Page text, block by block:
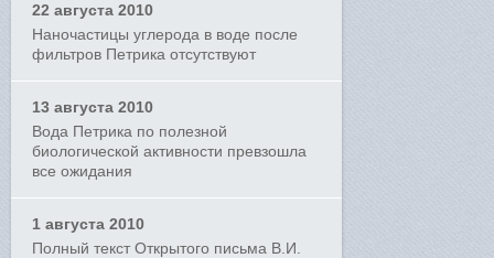
22 августа 2010
Наночастицы углерода в воде после
фильтров Петрика отсутствуют
13 августа 2010
Вода Петрика по полезной
биологической активности превзошла
все ожидания
1 августа 2010
Полный текст Открытого письма В.И.